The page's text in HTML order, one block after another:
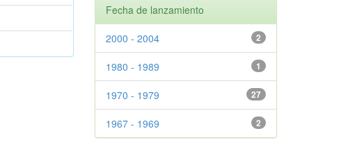
Fecha de lanzamiento
2
2000 - 2004
1
1980 - 1989
27
1970 - 1979
2
1967 - 1969